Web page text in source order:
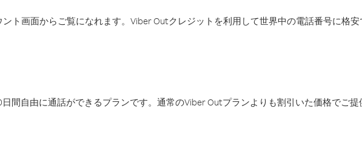
ト画面からご覧になれます。Viber Outクレジットを利用して世界中の電話番号に格
間自由に通話ができるプランです。通常のViber Outプランよりも割引いた価格でご提